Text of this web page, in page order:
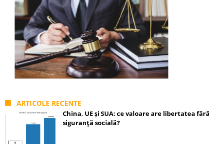
ARTICOLE RECENTE
China, UE și SUA: ce valoare are libertatea fără
siguranță socială?